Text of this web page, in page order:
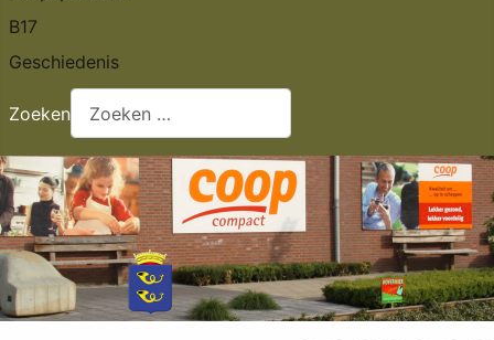
B17
Geschiedenis
Zoeken